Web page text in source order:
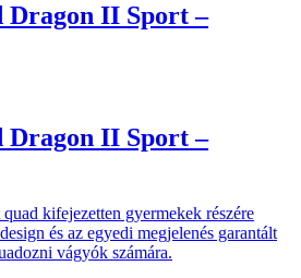
Dragon II Sport –
Dragon II Sport –
kifejezetten gyermekek részére
és az egyedi megjelenés garantált
vágyók számára.